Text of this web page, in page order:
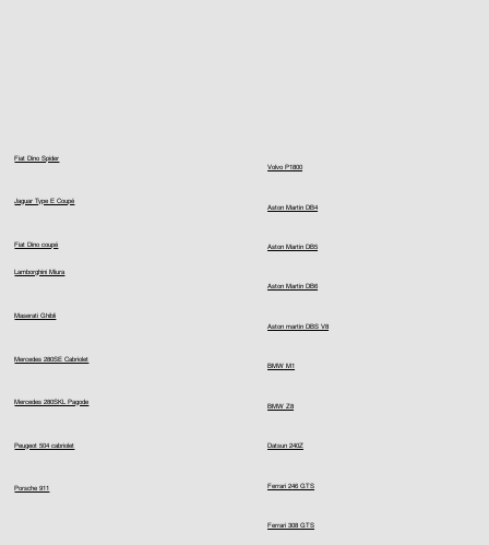
Volvo P1800
Aston Martin DB4
Aston Martin DB5
Aston Martin DB6
Aston martin DBS V8
BMW M1
BMW Z8
Datsun 240Z
Ferrari 246 GTS
Ferrari 308 GTS
Fiat Dino Spider
Jaguar Type E Coupé
Lamborghini Miura
Maserati Ghibli
Mercedes 280SE Cabriolet
Mercedes 280SKL Pagode
Peugeot 504 cabriolet
Porsche 911
Fiat Dino coupé